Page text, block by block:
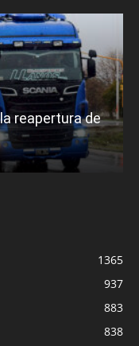
reapertura de
1365
937
883
838